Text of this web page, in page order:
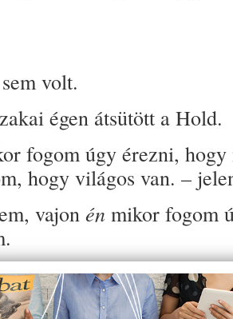
volt.
égen átsütött a Hold.
fogom úgy érezni,
hogy világos van. –
vajonén mikor fogom